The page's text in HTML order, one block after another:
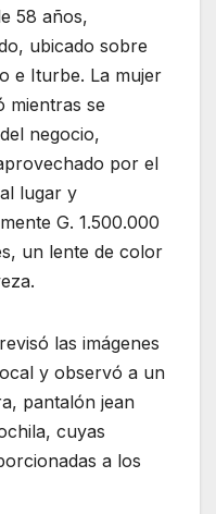
58 años,
ubicado sobre
e Iturbe. La mujer
mientras se
negocio,
por el
lugar y
G. 1.500.000
un lente de color
las imágenes
y observó a un
pantalón jean
cuyas
a los